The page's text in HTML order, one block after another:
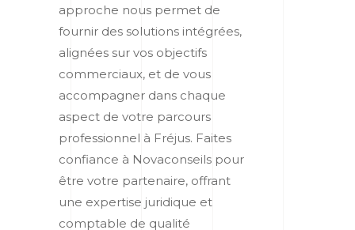
approche nous permet de
fournir des solutions intégrées,
alignées sur vos objectifs
commerciaux, et de vous
accompagner dans chaque
aspect de votre parcours
professionnel à Fréjus. Faites
confiance à Novaconseils pour
être votre partenaire, offrant
une expertise juridique et
comptable de qualité